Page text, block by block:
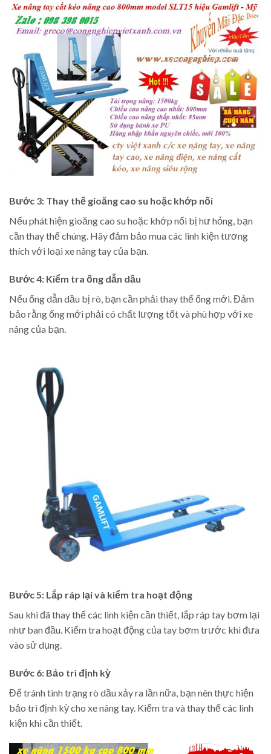
Bước 3: Thay thế gioăng cao su hoặc khớp nối
Nếu phát hiện gioăng cao su hoặc khớp nối bị hư hỏng, bạn
cần thay thế chúng. Hãy đảm bảo mua các linh kiện tương
thích với loại xe nâng tay của bạn.
Bước 4: Kiểm tra ống dẫn dầu
Nếu ống dẫn dầu bị rò, bạn cần phải thay thế ống mới. Đảm
bảo rằng ống mới phải có chất lượng tốt và phù hợp với xe
nâng của bạn.
Bước 5: Lắp ráp lại và kiểm tra hoạt động
Sau khi đã thay thế các linh kiện cần thiết, lắp ráp tay bơm lại
như ban đầu. Kiểm tra hoạt động của tay bơm trước khi đưa
vào sử dụng.
Bước 6: Bảo trì định kỳ
Để tránh tình trạng rò dầu xảy ra lần nữa, bạn nên thực hiện
bảo trì định kỳ cho xe nâng tay. Kiểm tra và thay thế các linh
kiện khi cần thiết.